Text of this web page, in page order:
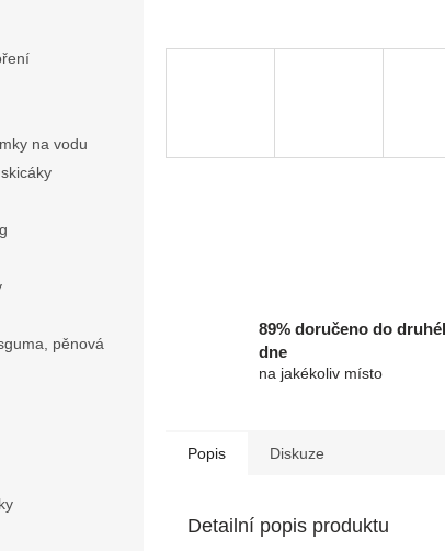
na vodu
pěnová
89% doručeno do
dne
na jakékoliv místo
Popis Diskuze
Detailní popis produktu